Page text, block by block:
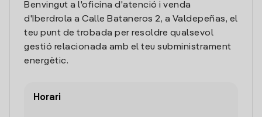
Benvingut a l'oficina d'atenció i venda
d'Iberdrola a Calle Bataneros 2, a Valdepeñas, el
teu punt de trobada per resoldre qualsevol
gestió relacionada amb el teu subministrament
energètic.
Horari